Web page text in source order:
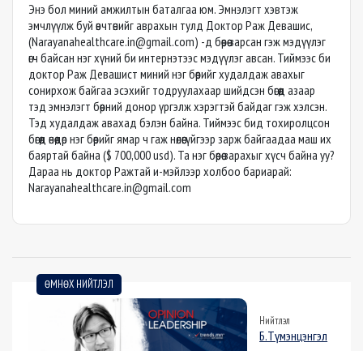
Энэ бол миний амжилтын баталгаа юм. Эмнэлэгт хэвтэж
эмчлүүлж буй өвчтөнийг аврахын тулд Доктор Раж Девашис,
(Narayanahealthcare.in@gmail.com) -д бөөрөө зарсан гэж мэдүүлэг
өгч байсан нэг хүний би интернэтээс мэдүүлэг авсан. Тиймээс би
доктор Раж Девашист миний нэг бөөрийг худалдаж авахыг
сонирхож байгаа эсэхийг тодруулахаар шийдсэн бөгөөд азаар
тэд эмнэлэгт бөөрний донор үргэлж хэрэгтэй байдаг гэж хэлсэн.
Тэд худалдаж авахад бэлэн байна. Тиймээс бид тохиролцсон
бөгөөд өнөөдөр нэг бөөрийг ямар ч гаж нөлөөгүйгээр зарж байгаадаа маш их
баяртай байна ($ 700,000 usd). Та нэг бөөрөө зарахыг хүсч байна уу?
Дараа нь доктор Ражтай и-мэйлээр холбоо бариарай:
Narayanahealthcare.in@gmail.com
ӨМНӨХ НИЙТЛЭЛ
Нийтлэл
Б.Түмэнцэнгэл